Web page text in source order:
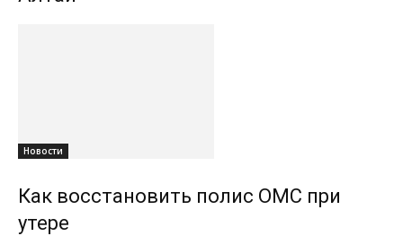
Новости
Как восстановить полис ОМС при
утере